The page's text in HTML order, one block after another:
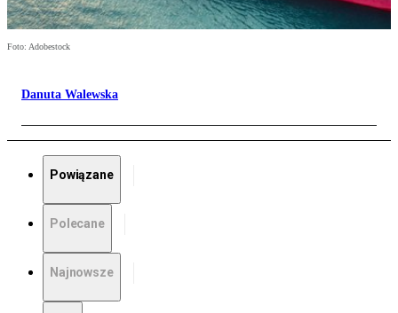
Foto: Adobestock
Danuta Walewska
Powiązane
Polecane
Najnowsze